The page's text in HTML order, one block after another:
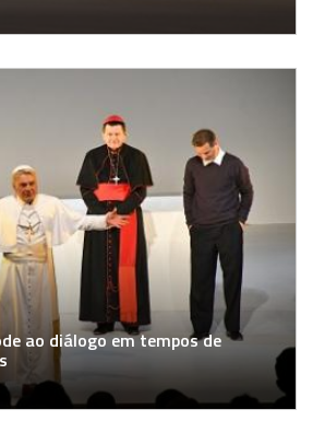
ao diálogo em tempos de